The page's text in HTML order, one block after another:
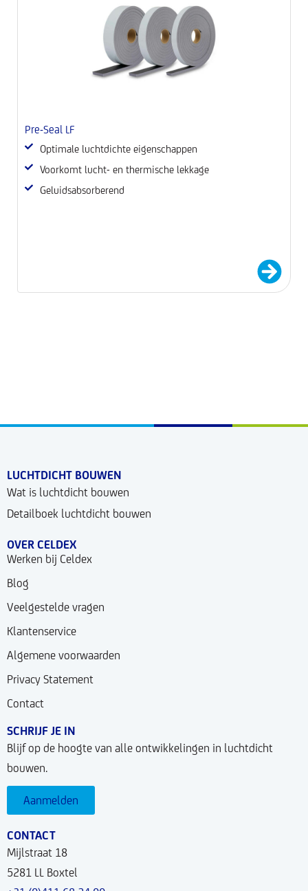
Pre-Seal LF
Optimale luchtdichte eigenschappen
Voorkomt lucht- en thermische lekkage
Geluidsabsorberend
LUCHTDICHT BOUWEN
Wat is luchtdicht bouwen
Detailboek luchtdicht bouwen
OVER CELDEX
Werken bij Celdex
Blog
Veelgestelde vragen
Klantenservice
Algemene voorwaarden
Privacy Statement
Contact
SCHRIJF JE IN
Blijf op de hoogte van alle ontwikkelingen in luchtdicht
bouwen.
Aanmelden
CONTACT
Mijlstraat 18
5281 LL Boxtel